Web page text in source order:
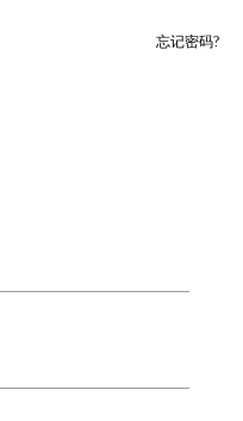
忘记密码?